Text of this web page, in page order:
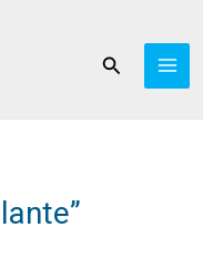
Buscar